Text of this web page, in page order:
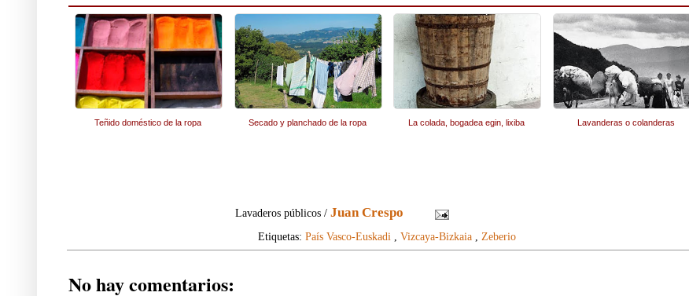
Teñido doméstico de la ropa Secado y planchado de la ropa La colada, bogadea egin, lixiba Lavanderas o colanderas
Lavaderos públicos /Juan Crespo
Etiquetas: País Vasco-Euskadi Vizcaya-Bizkaia Zeberio
No hay comentarios: